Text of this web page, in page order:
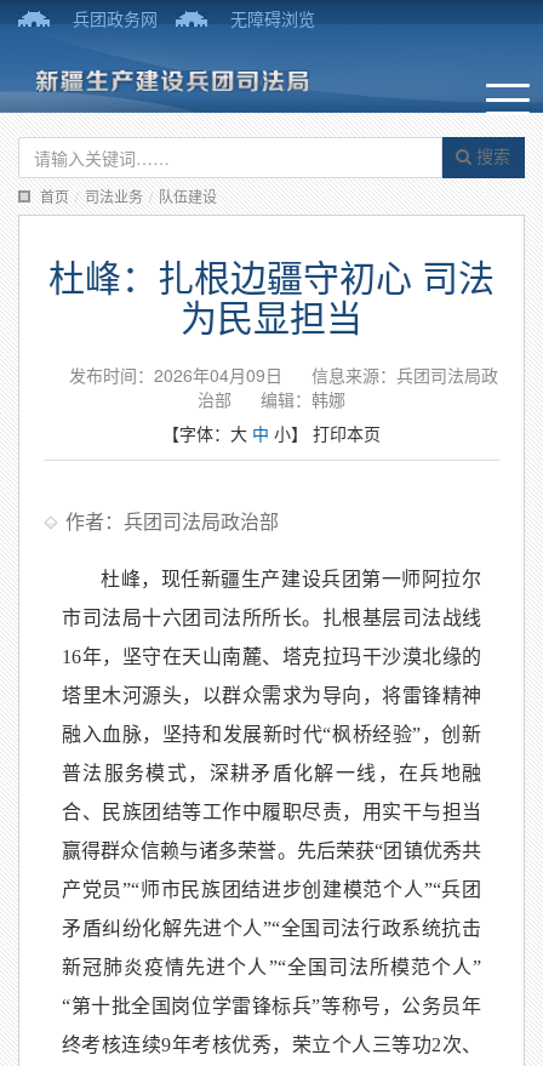
兵团政务网 无障碍浏览
搜索
首页 / 司法业务 / 队伍建设
杜峰：扎根边疆守初心 司法
为民显担当
发布时间：2026年04月09日
信息来源：兵团司法局政
治部
编辑：韩娜
【字体： 大 中 小】 打印本页
作者：兵团司法局政治部
杜峰，现任新疆生产建设兵团第一师阿拉尔
市司法局十六团司法所所长。扎根基层司法战线
16年，坚守在天山南麓、塔克拉玛干沙漠北缘的
塔里木河源头，以群众需求为导向，将雷锋精神
融入血脉，坚持和发展新时代“枫桥经验”，创新
普法服务模式，深耕矛盾化解一线，在兵地融
合、
民族团结等工作中履职尽责，用实干与担当
赢得群众信赖与诸多荣誉。先后荣获“团镇优秀共
产党员”“师市民族团结进步创建模范个人”“兵团
矛盾纠纷化解先进个人”“全国司法行政系统抗击
新冠肺炎疫情先进个人 ”“全国司法所模范个人”
“第十批全国岗位学雷锋标兵”等称号， 公务员年
终考核连续9年考核优秀， 荣立个人三等功2次、